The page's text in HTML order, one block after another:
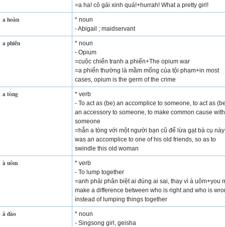
=a ha! cô gái xinh quá!+hurrah! What a pretty girl!
a hoàn
* noun
- Abigail ; maidservant
a phiến
* noun
- Opium
=cuộc chiến tranh a phiến+The opium war
=a phiến thường là mầm mống của tội phạm+in most
cases, opium is the germ of the crime
a tòng
* verb
- To act as (be) an accomplice to someone, to act as
an accessory to someone, to make common cause with
someone
=hắn a tòng với một người bạn cũ để lừa gạt bà cụ
was an accomplice to one of his old friends, so as to
swindle this old woman
à uôm
* verb
- To lump together
=anh phải phân biệt ai đúng ai sai, thay vì à uôm+you
make a difference between who is right and who is
instead of lumping things together
ả đào
* noun
- Singsong girl, geisha